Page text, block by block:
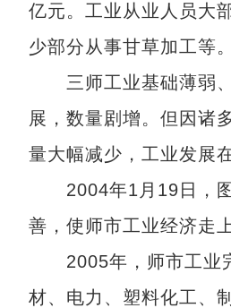
亿元。工业从业人员大
少部分从事甘草加工等。
三师工业基础薄弱、
展，数量剧增。但因诸
量大幅减少，工业发展
2004年1月19日，图
善，使师市工业经济走
2005年，师市工业完
材、电力、塑料化工、